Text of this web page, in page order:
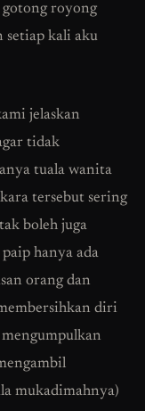
gotong royong
setiap kali aku
jelaskan
tidak
tuala wanita
tersebut sering
boleh juga
hanya ada
orang dan
diri
mukadimahnya)